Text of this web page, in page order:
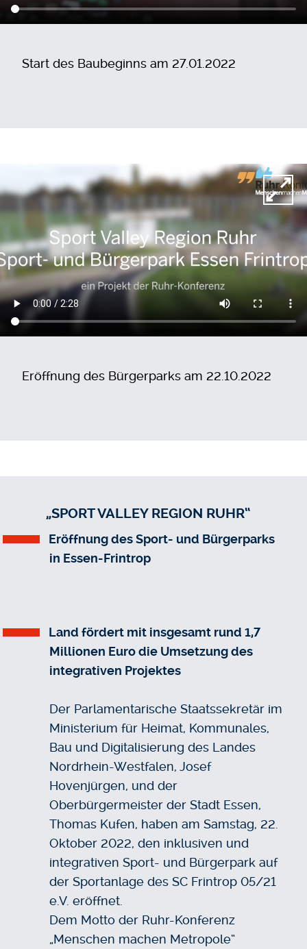
Start des Baubeginns am 27.01.2022
Eröffnung des Bürgerparks am 22.10.2022
„SPORT VALLEY REGION RUHR“
Eröffnung des Sport- und Bürgerparks
in Essen-Frintrop
Land fördert mit insgesamt rund 1,7
Millionen Euro die Umsetzung des
integrativen Projektes
Der Parlamentarische Staatssekretär im
Ministerium für Heimat, Kommunales,
Bau und Digitalisierung des Landes
Nordrhein-Westfalen, Josef
Hovenjürgen, und der
Oberbürgermeister der Stadt Essen,
Thomas Kufen, haben am Samstag, 22.
Oktober 2022, den inklusiven und
integrativen Sport- und Bürgerpark auf
der Sportanlage des SC Frintrop 05/21
e.V. eröffnet.
Dem Motto der Ruhr-Konferenz
„Menschen machen Metropole“